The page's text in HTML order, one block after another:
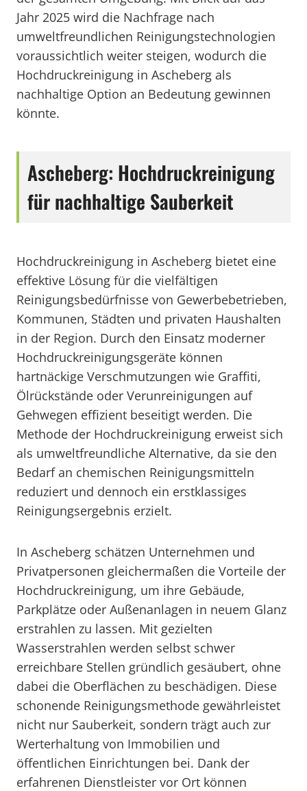
Jahr 2025 wird die Nachfrage nach
umweltfreundlichen Reinigungstechnologien
voraussichtlich weiter steigen, wodurch die
Hochdruckreinigung in Ascheberg als
nachhaltige Option an Bedeutung gewinnen
könnte.
Ascheberg: Hochdruckreinigung
für nachhaltige Sauberkeit
Hochdruckreinigung in Ascheberg bietet eine
effektive Lösung für die vielfältigen
Reinigungsbedürfnisse von Gewerbebetrieben,
Kommunen, Städten und privaten Haushalten
in der Region. Durch den Einsatz moderner
Hochdruckreinigungsgeräte können
hartnäckige Verschmutzungen wie Graffiti,
Ölrückstände oder Verunreinigungen auf
Gehwegen effizient beseitigt werden. Die
Methode der Hochdruckreinigung erweist sich
als umweltfreundliche Alternative, da sie den
Bedarf an chemischen Reinigungsmitteln
reduziert und dennoch ein erstklassiges
Reinigungsergebnis erzielt.
In Ascheberg schätzen Unternehmen und
Privatpersonen gleichermaßen die Vorteile der
Hochdruckreinigung, um ihre Gebäude,
Parkplätze oder Außenanlagen in neuem Glanz
erstrahlen zu lassen. Mit gezielten
Wasserstrahlen werden selbst schwer
erreichbare Stellen gründlich gesäubert, ohne
dabei die Oberflächen zu beschädigen. Diese
schonende Reinigungsmethode gewährleistet
nicht nur Sauberkeit, sondern trägt auch zur
Werterhaltung von Immobilien und
öffentlichen Einrichtungen bei. Dank der
erfahrenen Dienstleister vor Ort können